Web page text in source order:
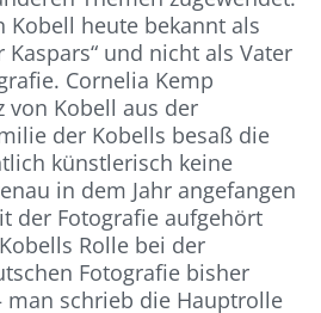
Kobell heute bekannt als
Kaspars“ und nicht als Vater
Cornelia Kemp
von Kobell aus der
der Kobells besaß die
künstlerisch keine
in dem Jahr angefangen
der Fotografie aufgehört
Rolle bei der
Fotografie bisher
man schrieb die Hauptrolle